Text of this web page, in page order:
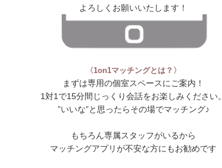
よろしくお願いいたします！
〈1on1マッチングとは？〉
まずは専用の個室スペースにご案内！
1対1で15分間じっくり会話をお楽しみください。
”いいな”と思ったらその場でマッチング♪
もちろん専属スタッフがいるから
マッチングアプリが不安な方にもお勧めです